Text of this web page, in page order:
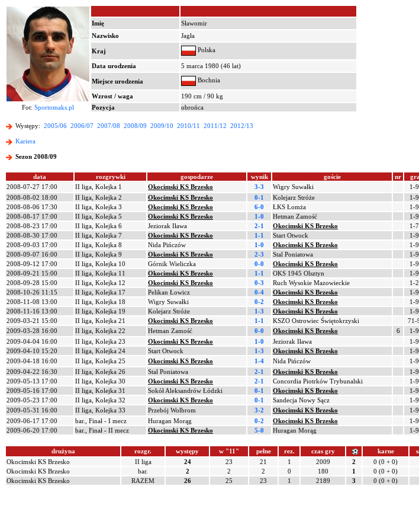
Imię
Sławomir
Nazwisko
Jagła
Kraj Polska
Data urodzenia 5 marca 1980 (46 lat)
Miejsce urodzenia Bochnia
Wzrost / waga
190 cm / 90 kg
Fot: Sportomaks.pl Pozycja obrońca
Występy: 2005/06 2006/07 2007/08 2008/09 2009/10 2010/11 2011/12 2012/13
Kariera
Sezon 2008/09
data rozgrywki gospodarze wynik goście nr
2008-07-27 17:00
II liga, Kolejka 1 Okocimski KS Brzesko 3-3 Wigry Suwałki
1-
2008-08-02 18:00
II liga, Kolejka 2 Okocimski KS Brzesko 0-1 Kolejarz Stróże
1-
2008-08-06 17:30
II liga, Kolejka 3 Okocimski KS Brzesko 6-0 ŁKS Łomża
1-
2008-08-17 17:00
II liga, Kolejka 5 Okocimski KS Brzesko 1-0 Hetman Zamość
1-
2008-08-23 17:00
II liga, Kolejka 6 Jeziorak Iława 2-1 Okocimski KS Brzesko
1-
2008-08-30 17:00
II liga, Kolejka 7 Okocimski KS Brzesko 1-1 Start Otwock
1-
2008-09-03 17:00
II liga, Kolejka 8 Nida Pińczów 1-0 Okocimski KS Brzesko
1-
2008-09-07 16:00
II liga, Kolejka 9 Okocimski KS Brzesko 2-3 Stal Poniatowa
1-
2008-09-12 17:00
II liga, Kolejka 10 Górnik Wieliczka 0-0 Okocimski KS Brzesko
1-
2008-09-21 15:00
II liga, Kolejka 11 Okocimski KS Brzesko 1-1 OKS 1945 Olsztyn
1-
2008-09-28 15:00
II liga, Kolejka 12 Okocimski KS Brzesko 0-3 Ruch Wysokie Mazowieckie
1-
2008-10-26 11:15
II liga, Kolejka 17 Pelikan Łowicz 0-4 Okocimski KS Brzesko
1-
2008-11-08 13:00
II liga, Kolejka 18 Wigry Suwałki 0-2 Okocimski KS Brzesko
1-
2008-11-16 13:00
II liga, Kolejka 19 Kolejarz Stróże 1-3 Okocimski KS Brzesko
1-
2009-03-21 15:00
II liga, Kolejka 21 Okocimski KS Brzesko 1-1 KSZO Ostrowiec Świętokrzyski 71-
2009-03-28 16:00
II liga, Kolejka 22 Hetman Zamość 0-0 Okocimski KS Brzesko 6
1-
2009-04-04 16:00
II liga, Kolejka 23 Okocimski KS Brzesko 1-0 Jeziorak Iława
1-
2009-04-10 15:20
II liga, Kolejka 24 Start Otwock 1-3 Okocimski KS Brzesko
1-
2009-04-18 16:00
II liga, Kolejka 25 Okocimski KS Brzesko 1-4 Nida Pińczów
1-
2009-04-22 16:30
II liga, Kolejka 26 Stal Poniatowa 2-1 Okocimski KS Brzesko
1-
2009-05-13 17:00
II liga, Kolejka 30 Okocimski KS Brzesko 2-1 Concordia Piotrków Trybunalski 1-
2009-05-16 17:00
II liga, Kolejka 31 Sokół Aleksandrów Łódzki 0-1 Okocimski KS Brzesko
1-
2009-05-23 17:00
II liga, Kolejka 32 Okocimski KS Brzesko 0-1 Sandecja Nowy Sącz
1-
2009-05-31 16:00
II liga, Kolejka 33 Przebój Wolbrom 3-2 Okocimski KS Brzesko
1-
2009-06-17 17:00
bar., Finał - I mecz Huragan Morąg 0-2 Okocimski KS Brzesko
1-
2009-06-20 17:00
bar., Finał - II mecz Okocimski KS Brzesko 5-0 Huragan Morąg 1-
drużyna rozgr. występy w "11" pełne rez. czas gry karne
Okocimski KS Brzesko
II liga 24 23 21 1 2009 2 0 (0 + 0)
Okocimski KS Brzesko
bar. 2 2 2 0 180 1 0 (0 + 0)
Okocimski KS Brzesko
RAZEM 26 25 23 1 2189 3 0 (0 + 0)